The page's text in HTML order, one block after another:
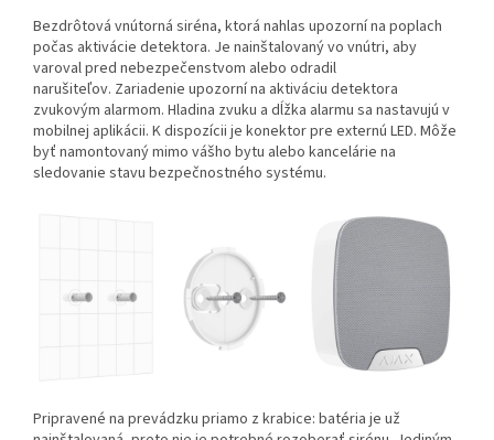
Bezdrôtová vnútorná siréna, ktorá nahlas upozorní na poplach
počas aktivácie detektora. Je nainštalovaný vo vnútri, aby
varoval pred nebezpečenstvom alebo odradil
narušiteľov. Zariadenie upozorní na aktiváciu detektora
zvukovým alarmom. Hladina zvuku a dĺžka alarmu sa nastavujú v
mobilnej aplikácii. K dispozícii je konektor pre externú LED. Môže
byť namontovaný mimo vášho bytu alebo kancelárie na
sledovanie stavu bezpečnostného systému.
Pripravené na prevádzku priamo z krabice: batéria je už